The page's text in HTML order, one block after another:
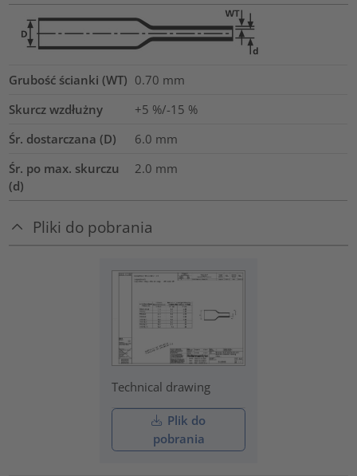
Grubość ścianki (WT) 0.70 mm
Skurcz wzdłużny
+5 %/-15 %
Śr. dostarczana (D)
6.0 mm
Śr. po max. skurczu
(d)
2.0 mm
Pliki do pobrania
Technical drawing
Plik do
pobrania